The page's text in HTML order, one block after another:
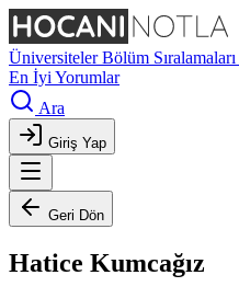
ÜniversitelerBölüm Sıralamaları
En İyi Yorumlar
Ara
Giriş Yap
Geri Dön
Hatice Kumcağız